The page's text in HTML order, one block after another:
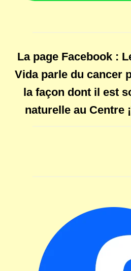
La page Facebook :
Vida parle du cancer
la façon dont il est
naturelle au Centre